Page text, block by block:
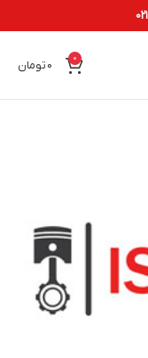
0
0تومان